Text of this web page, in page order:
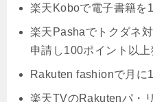
楽天Koboで電子書籍を
楽天Pashaでトクダネ
申請し100ポイント以
Rakuten fashionで月に
楽天TVのRakutenパ・